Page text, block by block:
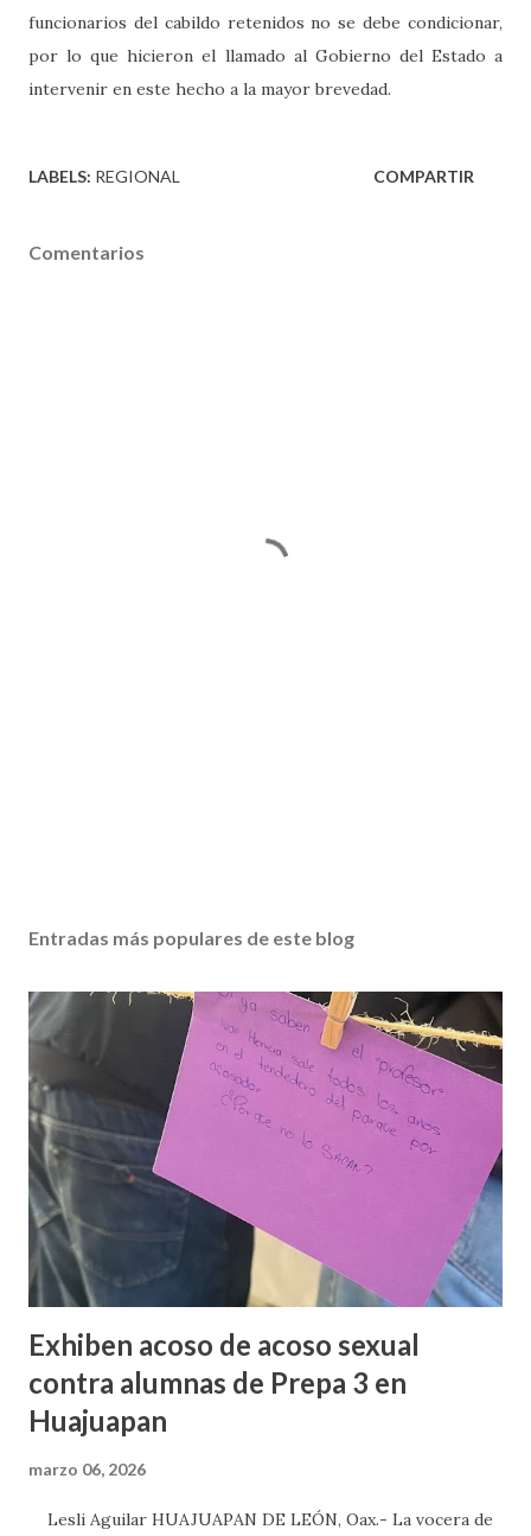
funcionarios del cabildo retenidos no se debe condicionar,
por lo que hicieron el llamado al Gobierno del Estado a
intervenir en este hecho a la mayor brevedad.
LABELS: REGIONAL COMPARTIR
Comentarios
Entradas más populares de este blog
Exhiben acoso de acoso sexual
contra alumnas de Prepa 3 en
Huajuapan
marzo 06, 2026
Lesli Aguilar HUAJUAPAN DE LEÓN, Oax.- La vocera de